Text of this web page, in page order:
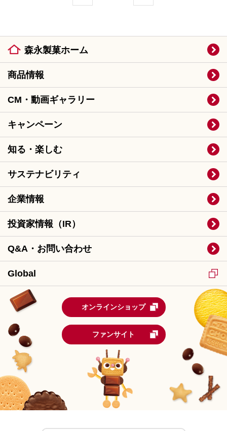
森永製菓ホーム
商品情報
CM・動画ギャラリー
キャンペーン
知る・楽しむ
サステナビリティ
企業情報
投資家情報（IR）
Q&A・お問い合わせ
Global
オンラインショップ
ファンサイト